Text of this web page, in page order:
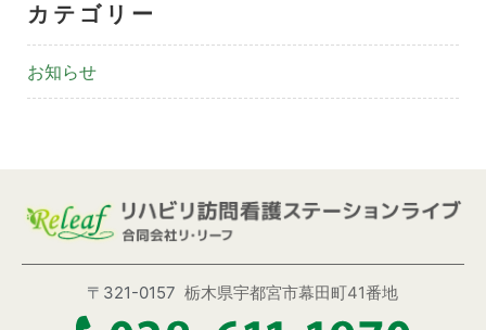
カテゴリー
お知らせ
〒321-0157栃木県宇都宮市幕田町41番地